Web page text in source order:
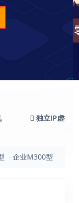
独立IP虚拟
企业M300型